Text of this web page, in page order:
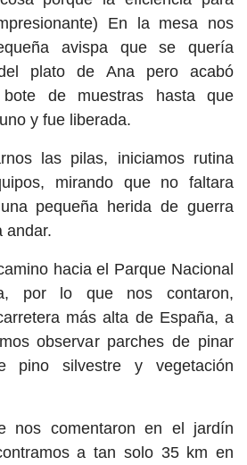
En la mesa nos
avispa que se quería
plato de Ana pero acabó
de muestras hasta que
y fue liberada.
las pilas, iniciamos rutina
mirando que no faltara
pequeña herida de guerra
andar.
hacia el Parque Nacional
por lo que nos contaron,
más alta de España, a
observar parches de pinar
pino silvestre y vegetación
nos comentaron en el jardín
a tan solo 35 km en